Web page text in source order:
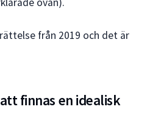
från 2019 och det är
finnas en idealisk